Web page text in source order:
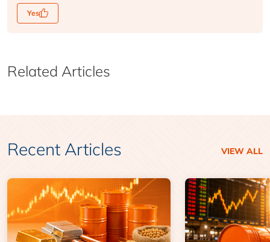
Yes
Related Articles
Recent Articles VIEW ALL